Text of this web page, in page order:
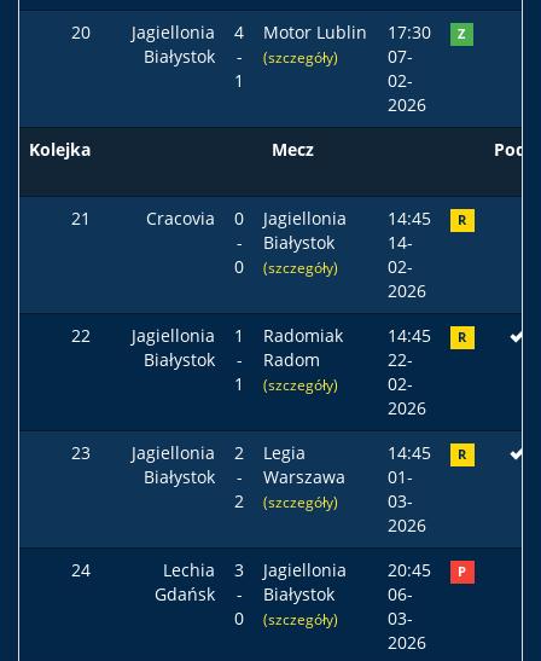
20
Jagiellonia
Białystok
4
-
1
Motor Lublin
(szczegóły)
17:30
07-
02-
2026
Z
Kolejka Mecz Podst
21 Cracovia
0
-
0
Jagiellonia
Białystok
(szczegóły)
14:45
14-
02-
2026
R
22
Jagiellonia
Białystok
1
-
1
Radomiak
Radom
(szczegóły)
14:45
22-
02-
2026
R
23
Jagiellonia
Białystok
2
-
2
Legia
Warszawa
(szczegóły)
14:45
01-
03-
2026
R
24
Lechia
Gdańsk
3
-
0
Jagiellonia
Białystok
(szczegóły)
20:45
06-
03-
2026
P